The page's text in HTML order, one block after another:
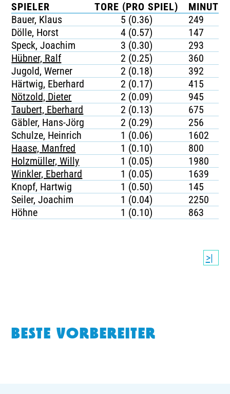
SPIELER TORE (PRO SPIEL)
Bauer, Klaus
5 (0.36)
249
Dölle, Horst
4 (0.57)
147
Speck, Joachim
3 (0.30)
293
Hübner, Ralf
2 (0.25)
360
Jugold, Werner
2 (0.18)
392
Härtwig, Eberhard
2 (0.17)
415
Nötzold, Dieter
2 (0.09)
945
Taubert, Eberhard
2 (0.13)
675
Gäbler, Hans-Jörg
2 (0.29)
256
Schulze, Heinrich
1 (0.06)
1602
Haase, Manfred
1 (0.10)
800
Holzmüller, Willy
1 (0.05)
1980
Winkler, Eberhard
1 (0.05)
1639
Knopf, Hartwig
1 (0.50)
145
Seiler, Joachim
1 (0.04)
2250
Höhne
1 (0.10) 863
>|
BESTE VORBEREITER